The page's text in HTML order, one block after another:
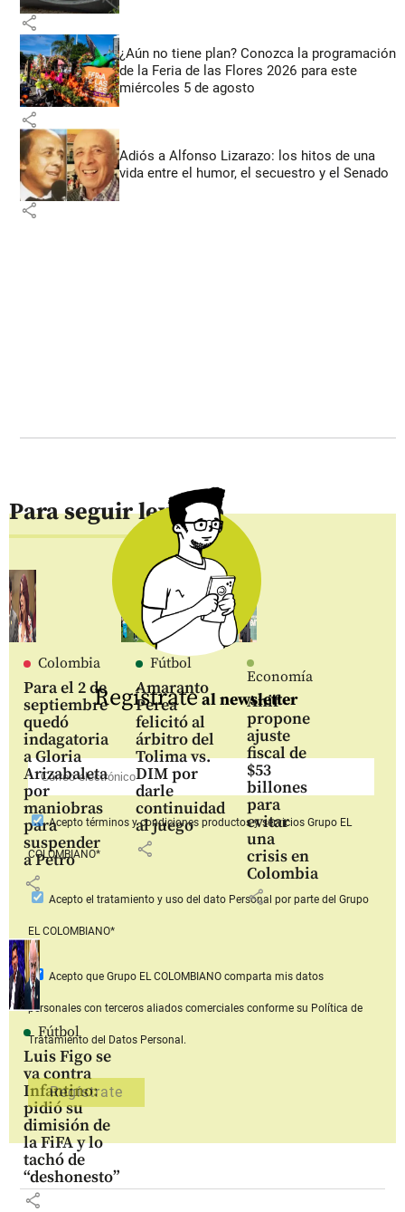
share
¿Aún no tiene plan? Conozca la programación
de la Feria de las Flores 2026 para este
miércoles 5 de agosto
share
Adiós a Alfonso Lizarazo: los hitos de una
vida entre el humor, el secuestro y el Senado
share
Para seguir leyendo
Colombia
Para el 2 de
septiembre
quedó
indagatoria
a Gloria
Arizabaleta
por
maniobras
para
suspender
a Petro
share
Fútbol
Amaranto
Perea
felicitó al
árbitro del
Tolima vs.
DIM por
darle
continuidad
al juego
share
Economía
Anif
propone
ajuste
fiscal de
$53
billones
para
evitar
una
crisis en
Colombia
share
Fútbol
Luis Figo se
va contra
Infantino:
pidió su
dimisión de
la FiFA y lo
tachó de
“deshonesto”
share
Regístrateal newsletter
Aceptotérminos y condiciones productos y serviciosGrupo EL
COLOMBIANO*
Acepto el tratamiento y uso del dato Personal por parte del Grupo
EL COLOMBIANO*
Acepto que Grupo EL COLOMBIANOcomparta mis datos
personales con terceros aliados comerciales conforme su Política de
Tratamiento del Datos Personal.